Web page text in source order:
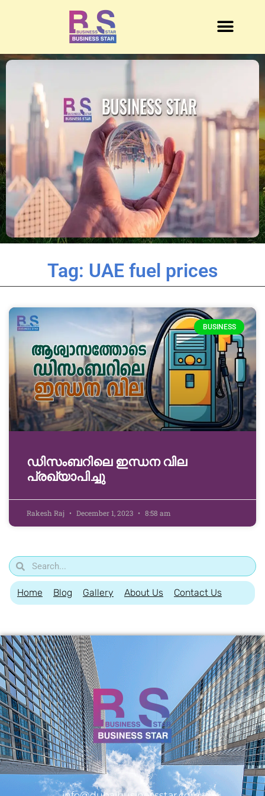
Tag: UAE fuel prices
BUSINESS
ഡിസംബറിലെ ഇന്ധന വില
പ്രഖ്യാപിച്ചു
Rakesh Raj December 1, 2023 8:58 am
Home Blog Gallery About Us Contact Us